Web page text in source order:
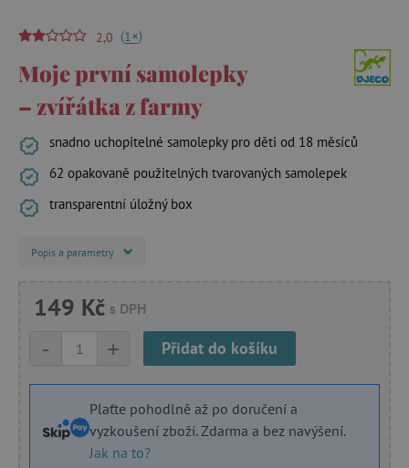
2,0 (1+)
Moje první samolepky
– zvířátka z farmy
snadno uchopitelné samolepky pro děti od 18 měsíců
62 opakovaně použitelných tvarovaných samolepek
transparentní úložný box
Popis a parametry
149 Kč s DPH
+
- Přidat do košíku
Plaťte pohodlně až po doručení a
vyzkoušení zboží. Zdarma a bez navýšení.
Jak na to?